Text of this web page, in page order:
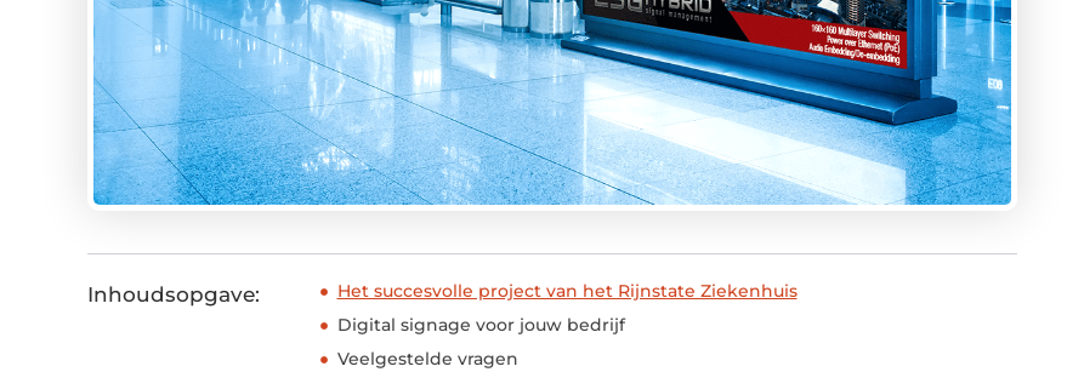
Inhoudsopgave:
Het succesvolle project van het Rijnstate Ziekenhuis
Digital signage voor jouw bedrijf
Veelgestelde vragen